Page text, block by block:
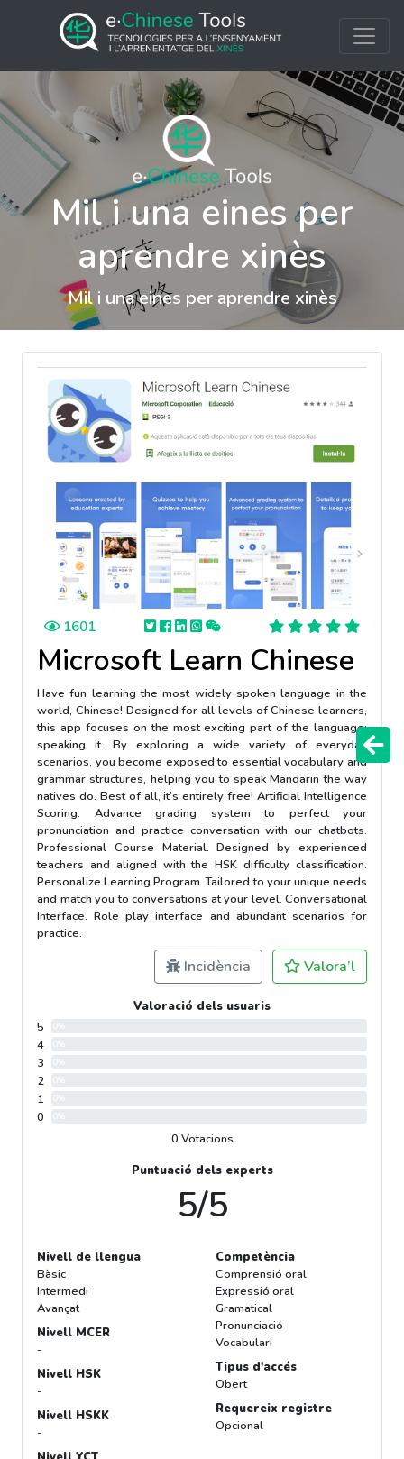
Mil i una eines per
aprendre xinès
Mil i una eines per aprendre xinès
1601
Microsoft Learn Chinese
Have fun learning the most widely spoken language in the
world, Chinese! Designed for all levels of Chinese learners,
this app focuses on the most exciting part of the language:
speaking it. By exploring a wide variety of everyday
scenarios, you become exposed to essential vocabulary and
grammar structures, helping you to speak Mandarin the way
natives do. Best of all, it’s entirely free! Artificial Intelligence
Scoring. Advance grading system to perfect your
pronunciation and practice conversation with our chatbots.
Professional Course Material. Designed by experienced
teachers and aligned with the HSK difficulty classification.
Personalize Learning Program. Tailored to your unique needs
and match you to conversations at your level. Conversational
Interface. Role play interface and abundant scenarios for
practice.
Incidència Valora’l
Valoració dels usuaris
5
4
3
2
1
0
0 Votacions
Puntuació dels experts
5/5
Nivell de llengua
Bàsic
Intermedi
Avançat
Nivell MCER
-
Nivell HSK
-
Nivell HSKK
-
Competència
Comprensió oral
Expressió oral
Gramatical
Pronunciació
Vocabulari
Tipus d'accés
Obert
Requereix registre
Opcional